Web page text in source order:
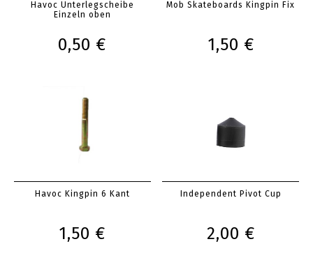
Havoc Unterlegscheibe
Einzeln oben
0,50 €
Mob Skateboards Kingpin Fix
1,50 €
Havoc Kingpin 6 Kant
1,50 €
Independent Pivot Cup
2,00 €